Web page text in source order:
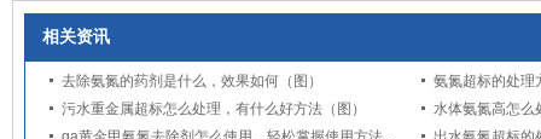
相关资讯
去除氨氮的药剂是什么，效果如何（图）
氨氮超标的处理
污水重金属超标怎么处理，有什么好方法（图）
水体氨氮高怎么